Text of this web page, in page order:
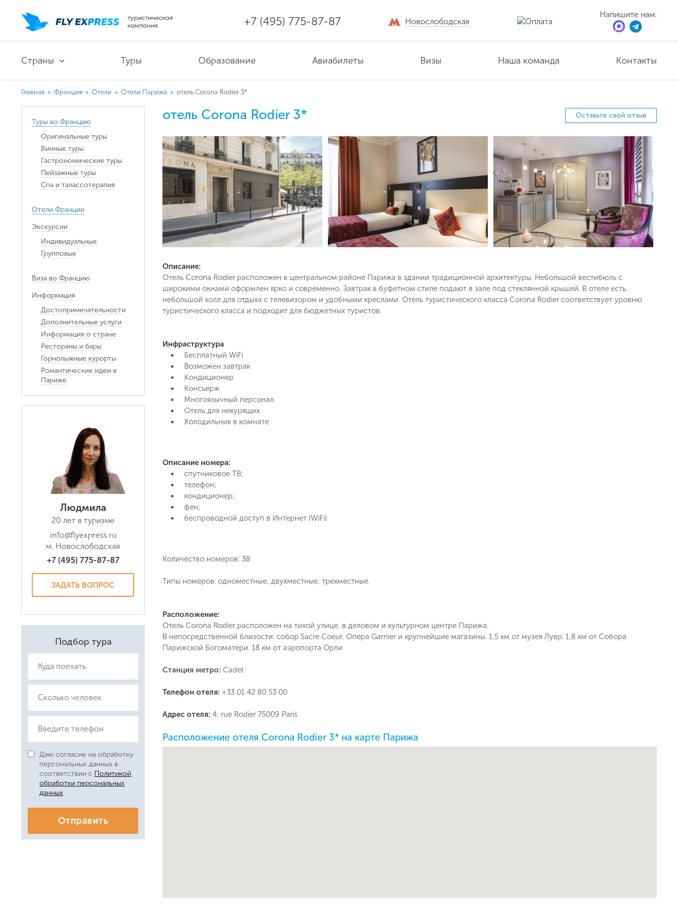
+7 (495) 775-87-87 Новослободская
Напишите нам:
Страны Туры Образование Авиабилеты Визы Наша команда Контакты
о снижении цены на туры по
Email
Подписаться
Главная » Франция » Отели » Отели Парижа » отель Corona Rodier 3*
Туры во Францию
Оригинальные туры
Винные туры
Гастрономические туры
Пейзажные туры
Спа и талассотерапия
Отели Франции
Экскурсии
Индивидуальные
Групповые
Виза во Францию
Информация
Достопримечательности
Дополнительные услуги
Информация о стране
Рестораны и бары
Горнолыжные курорты
Романтические идеи в
Париже
Людмила
20 лет в туризме
info@flyexpress.ru
м. Новослободская
+7 (495) 775-87-87
ЗАДАТЬ ВОПРОС
Вопрос к менеджеру Людмила
Подбор тура
Даю согласие на обработку
персональных данных в
соответствии с Политикой
обработки персональных
данных.
Отправить
Оставьте свой отзыв
отель Corona Rodier 3*
Описание:
Отель Corona Rodier расположен в центральном районе Парижа в здании традиционной архитектуры. Небольшой вестибюль с
широкими окнами оформлен ярко и современно. Завтрак в буфетном стиле подают в зале под стеклянной крышей. В отеле есть
небольшой холл для отдыха с телевизором и удобными креслами. Отель туристического класса Corona Rodier соответствует уровню
туристического класса и подходит для бюджетных туристов.
Инфраструктура
Бесплатный WiFi
Возможен завтрак
Кондиционер
Консьерж
Многоязычный персонал
Отель для некурящих
Холодильник в комнате
Описание номера:
спутниковое ТВ;
телефон;
кондиционер;
фен;
беспроводной доступ в Интернет (WiFi)
Количество номеров: 38
Типы номеров: одноместные, двухместные, трехместные.
Расположение:
Отель Corona Rodier расположен на тихой улице, в деловом и культурном центре Парижа.
В непосредственной близости: собор Sacre Coeur, Опера Garnier и крупнейшие магазины. 1,5 км от музея Лувр. 1,8 км от Собора
Парижской Богоматери. 18 км от аэропорта Орли
Станция метро: Cadet
Телефон отеля: +33 01 42 80 53 00
Адрес отеля: 4, rue Rodier 75009 Paris
Расположение отеля Corona Rodier 3* на карте Парижа